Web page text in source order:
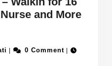
and More
Undati
| 0 Comment |